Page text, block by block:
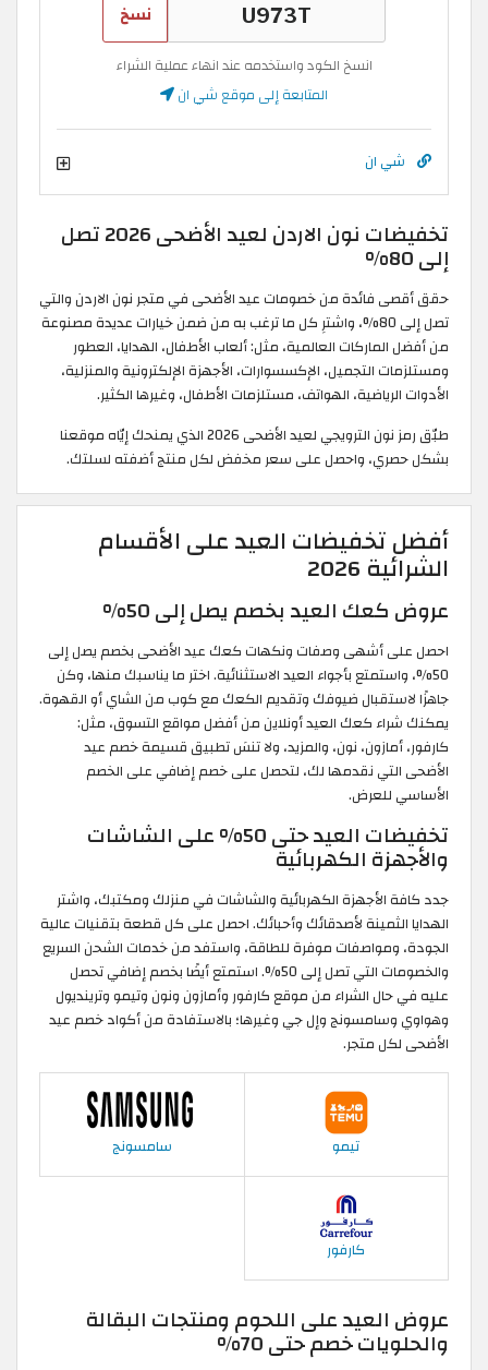
نسخ
انسخ الكود واستخدمه عند انهاء عملية الشراء
المتابعة إلى موقع شي ان
شي ان
تخفيضات نون الاردن لعيد الأضحى 2026 تصل
إلى 80%
حقق أقصى فائدة من خصومات عيد الأضحى في متجر نون الاردن والتي
تصل إلى 80%، واشترِ كل ما ترغب به من ضمن خيارات عديدة مصنوعة
من أفضل الماركات العالمية، مثل: ألعاب الأطفال، الهدايا، العطور
ومستلزمات التجميل، الإكسسوارات، الأجهزة الإلكترونية والمنزلية،
الأدوات الرياضية، الهواتف، مستلزمات الأطفال، وغيرها الكثير.
طبّق رمز نون الترويجي لعيد الأضحى 2026
الذي يمنحك إيّاه موقعنا
بشكل حصري، واحصل على سعر مخفض لكل منتج أضفته لسلتك.
أفضل تخفيضات العيد على الأقسام
الشرائية 2026
عروض كعك العيد بخصم يصل إلى 50%
احصل على أشهى وصفات ونكهات كعك عيد الأضحى بخصم يصل إلى
50%، واستمتع بأجواء العيد الاستثنائية. اختر ما يناسبك منها، وكن
جاهزًا لاستقبال ضيوفك وتقديم الكعك مع كوب من الشاي أو القهوة.
يمكنك شراء كعك العيد أونلاين من أفضل مواقع التسوق، مثل:
كارفور، أمازون، نون، والمزيد، ولا تنسَ تطبيق قسيمة خصم عيد
الأضحى التي نقدمها لك، لتحصل على خصم إضافي على الخصم
الأساسي للعرض.
تخفيضات العيد حتى 50% على الشاشات
والأجهزة الكهربائية
جدد كافة الأجهزة الكهربائية والشاشات في منزلك ومكتبك، واشتر
الهدايا الثمينة لأصدقائك وأحبائك. احصل على كل قطعة بتقنيات عالية
الجودة، ومواصفات موفرة للطاقة، واستفد من خدمات الشحن السريع
والخصومات التي تصل إلى 50%. استمتع أيضًا بخصم إضافي تحصل
عليه في حال الشراء من موقع كارفور وأمازون ونون وتيمو وترينديول
وهواوي وسامسونج وإل جي وغيرها؛ بالاستفادة من أكواد خصم عيد
الأضحى لكل متجر.
تيمو سامسونج
كارفور
عروض العيد على اللحوم ومنتجات البقالة
والحلويات خصم حتى 70%